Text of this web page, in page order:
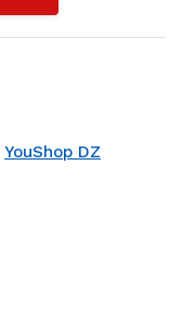
YouShop DZ